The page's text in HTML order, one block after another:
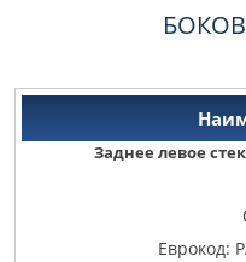
Заднее левое
Еврокод: